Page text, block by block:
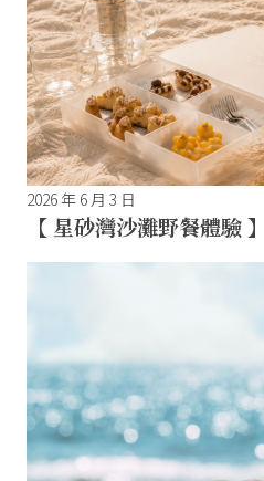
2026 年 6 月 3 日
【 星砂灣沙灘野餐體驗 】